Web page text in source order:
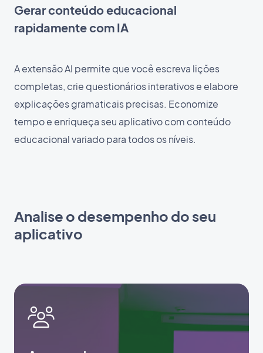
Gerar conteúdo educacional
rapidamente com IA
A extensão AI permite que você escreva lições
completas, crie questionários interativos e elabore
explicações gramaticais precisas. Economize
tempo e enriqueça seu aplicativo com conteúdo
educacional variado para todos os níveis.
Analise o desempenho do seu
aplicativo